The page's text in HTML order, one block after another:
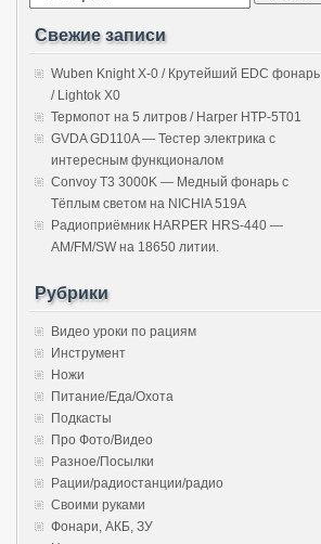
Свежие записи
Wuben Knight X-0 / Крутейший EDC фонарь
/ Lightok X0
Термопот на 5 литров / Harper HTP-5T01
GVDA GD110A — Тестер электрика с
интересным функционалом
Convoy T3 3000K — Медный фонарь с
Тёплым светом на NICHIA 519A
Радиоприёмник HARPER HRS-440 —
AM/FM/SW на 18650 литии.
Рубрики
Видео уроки по рациям
Инструмент
Ножи
Питание/Еда/Охота
Подкасты
Про Фото/Видео
Разное/Посылки
Рации/радиостанции/радио
Своими руками
Фонари, АКБ, ЗУ